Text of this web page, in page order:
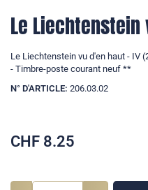
Le Liechtenstein
Le Liechtenstein vu d'en haut - IV
- Timbre-poste courant neuf **
N° D'ARTICLE: 206.03.02
CHF 8.25